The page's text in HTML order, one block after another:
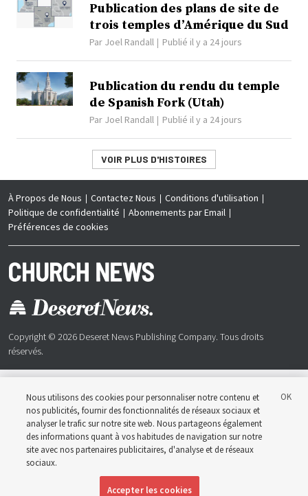
Publication des plans de site de
trois temples d’Amérique du Sud
Par Joel Randall Publié il y a 24 jours
Publication du rendu du temple
de Spanish Fork (Utah)
Par Joel Randall Publié il y a 24 jours
VOIR PLUS D'HISTOIRES
À Propos de Nous Contactez Nous
Conditions d'utilisation
Politique de confidentialité
Abonnements par Email
Préférences de cookies
Copyright © 2026 Deseret News Publishing Company. Tous droits
réservés.
Church News est une publication officielle de l’Église de
Jésus-Christ des Saints des Derniers Jours. Publié
conjointement par Deseret News et l’Église de Jésus-
Christ des Saints des Derniers Jours, son contenu
soutient les doctrines, les principes et les pratiques de
Nous utilisons des cookies pour personnaliser notre contenu et
nos publicités, fournir des fonctionnalités de réseaux sociaux et
analyser le trafic sur notre site web. Nous partageons également
des informations quant à vos habitudes de navigation sur notre
site avec nos partenaires publicitaires, d'analyse et de réseaux
sociaux.
Accepter les cookies